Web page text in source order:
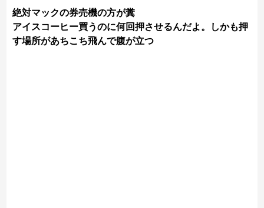
絶対マックの券売機の方が糞
アイスコーヒー買うのに何回押させるんだよ。しかも押
す場所があちこち飛んで腹が立つ